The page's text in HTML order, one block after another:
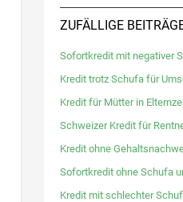
ZUFÄLLIGE
Sofortkredit mit negativer
Kredit trotz Schufa für
Kredit für Mütter in
Schweizer Kredit für
Kredit ohne
Sofortkredit ohne Schufa
Kredit mit schlechter